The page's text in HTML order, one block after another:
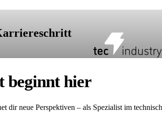
beginnt hier
dir neue Perspektiven – als Spezialist im